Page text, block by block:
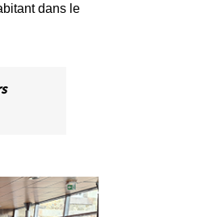
dans le